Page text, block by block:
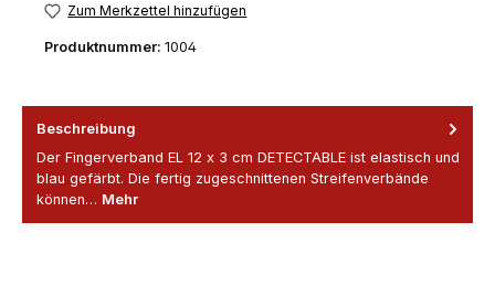
Zum Merkzettel hinzufügen
Produktnummer: 1004
Beschreibung
Der Fingerverband EL 12 x 3 cm DETECTABLE ist elastisch und
blau gefärbt. Die fertig zugeschnittenen Streifenverbände
können… Mehr